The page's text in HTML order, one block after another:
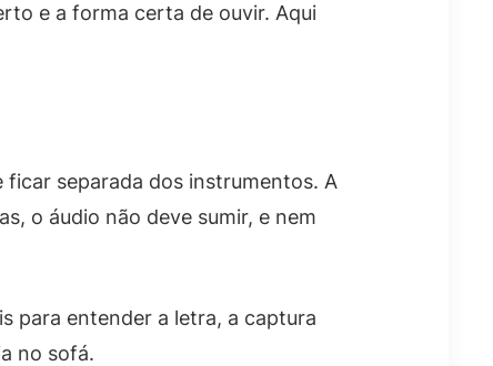
e a forma certa de ouvir. Aqui
ficar separada dos instrumentos. A
o áudio não deve sumir, e nem
para entender a letra, a captura
no sofá.